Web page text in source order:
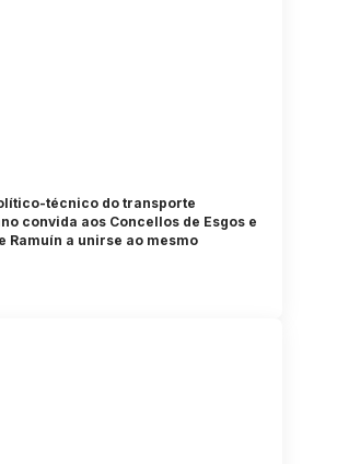
técnico do transporte
convida aos Concellos de Esgos e
Ramuín a unirse ao mesmo